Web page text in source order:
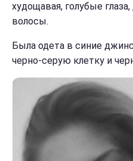
худощавая, голубые
волосы.
Была одета в синие
черно-серую клетку и